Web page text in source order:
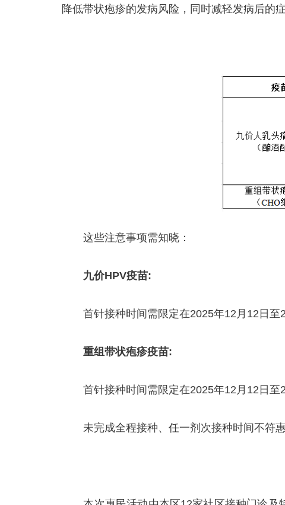
降低带状疱疹的发病风险，同时减轻发病后的
这些注意事项需知晓：
九价HPV疫苗:
首针接种时间需限定在2025年12月12日至
重组带状疱疹疫苗:
首针接种时间需限定在2025年12月12日至
未完成全程接种、任一剂次接种时间不符惠